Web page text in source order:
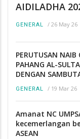
AIDILADHA
GENERAL / 26 May 26
PERUTUSAN NAIB
PAHANG AL-
DENGAN
GENERAL / 19 Mar 26
Amanat NC
kecemerlangan
ASEAN